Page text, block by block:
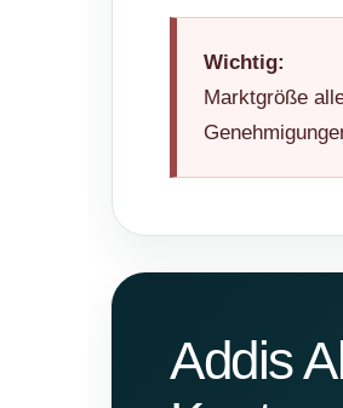
Wichtig:
Marktgröße
Addis